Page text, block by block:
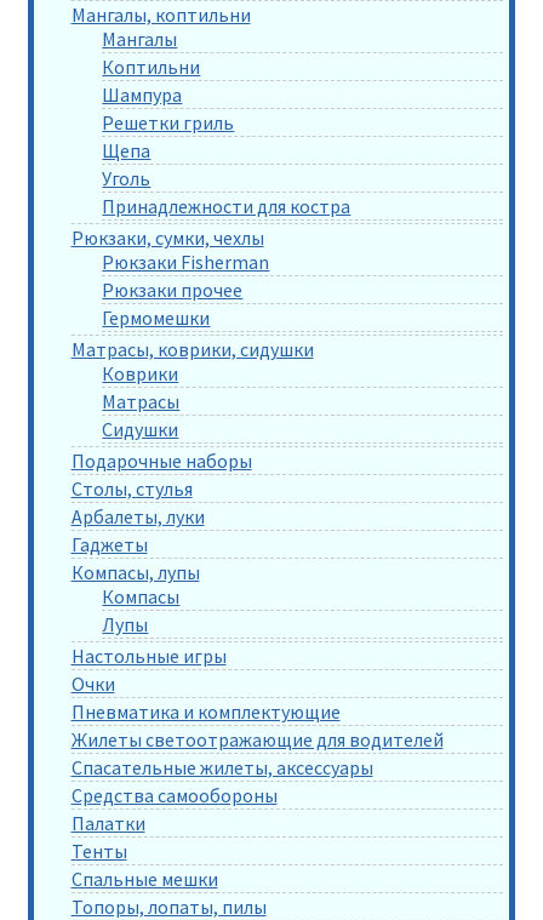
Мангалы, коптильни
Мангалы
Коптильни
Шампура
Решетки гриль
Щепа
Уголь
Принадлежности для костра
Рюкзаки, сумки, чехлы
Рюкзаки Fisherman
Рюкзаки прочее
Гермомешки
Матрасы, коврики, сидушки
Коврики
Матрасы
Сидушки
Подарочные наборы
Столы, стулья
Арбалеты, луки
Гаджеты
Компасы, лупы
Компасы
Лупы
Настольные игры
Очки
Пневматика и комплектующие
Жилеты светоотражающие для водителей
Спасательные жилеты, аксессуары
Средства самообороны
Палатки
Тенты
Спальные мешки
Топоры, лопаты, пилы